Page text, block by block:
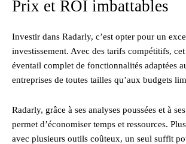
Prix et ROI imbattables
Investir dans Radarly, c’est opter pour un
investissement. Avec des tarifs compétitifs,
éventail complet de fonctionnalités adaptées
entreprises de toutes tailles qu’aux budgets
Radarly, grâce à ses analyses poussées et à
permet d’économiser temps et ressources.
avec plusieurs outils coûteux, un seul suffit